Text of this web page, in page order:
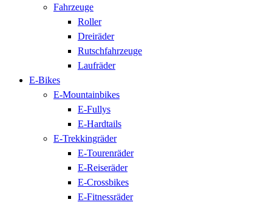
Fahrzeuge
Roller
Dreiräder
Rutschfahrzeuge
Laufräder
E-Bikes
E-Mountainbikes
E-Fullys
E-Hardtails
E-Trekkingräder
E-Tourenräder
E-Reiseräder
E-Crossbikes
E-Fitnessräder